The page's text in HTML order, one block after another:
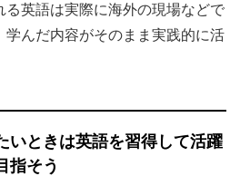
る英語は実際に海外の現場などで
学んだ内容がそのまま実践的に活
いときは英語を習得して活躍
指そう